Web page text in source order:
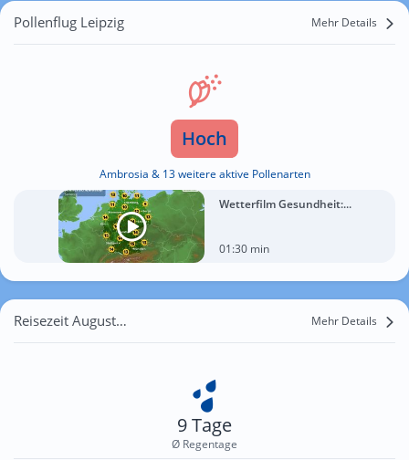
Pollenflug Leipzig Mehr Details
Hoch
Ambrosia & 13 weitere aktive Pollenarten
Wetterfilm Gesundheit:...
01:30 min
Reisezeit August für Leipzig Mehr Details
9 Tage
Ø Regentage